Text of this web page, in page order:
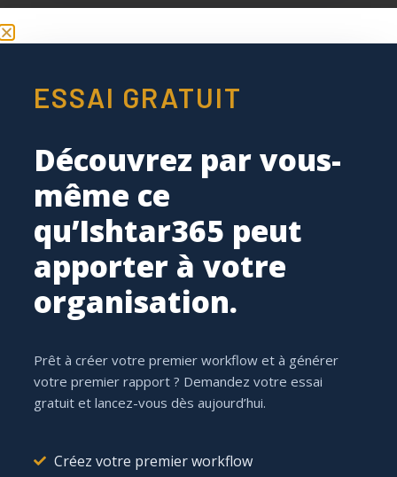
// COMMENT ÇA MARCHE
La gestion documentaire
ensixmouvements.
Pas d’outils isolés. Une seule plateforme qui réunit
documents, processus et personnes.
Une source unique pour tous vos documents — bâti sur
ESSAI GRATUIT
Découvrez par vous-
même ce
qu’Ishtar365 peut
apporter à votre
organisation.
Prêt à créer votre premier workflow et à générer
votre premier rapport ? Demandez votre essai
gratuit et lancez-vous dès aujourd’hui.
Créez votre premier workflow